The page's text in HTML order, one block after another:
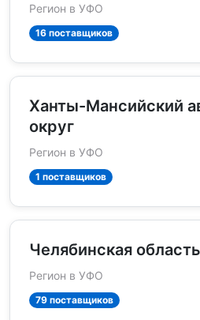
Регион в УФО
16 поставщиков
Ханты-Мансийский
округ
Регион в УФО
1 поставщиков
Челябинская область
Регион в УФО
79 поставщиков